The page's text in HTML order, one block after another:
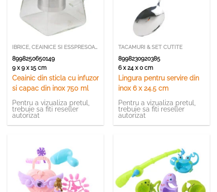
IBRICE, CEAINICE SI ESSPRESOARE
8998250650149
9 x 9 x 15 cm
Ceainic din sticla cu infuzor
si capac din inox 750 ml
Pentru a vizualiza pretul,
trebuie sa fiti reseller
autorizat
TACAMURI & SET CUTITE
8998230920385
6 x 24 x 0 cm
Lingura pentru servire din
inox 6 x 24.5 cm
Pentru a vizualiza pretul,
trebuie sa fiti reseller
autorizat